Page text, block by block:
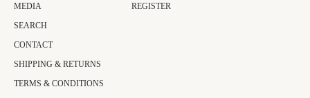
MEDIA
SEARCH
CONTACT
SHIPPING & RETURNS
TERMS & CONDITIONS
REGISTER